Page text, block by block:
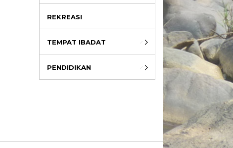
REKREASI
TEMPAT IBADAT
PENDIDIKAN